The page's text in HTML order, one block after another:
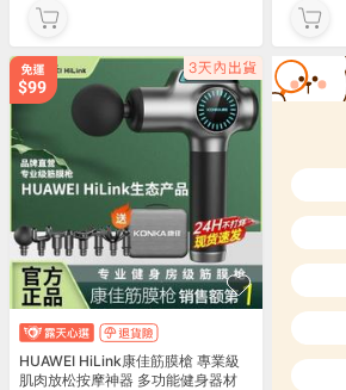
HUAWEI HiLink康佳筋膜槍 專業級
肌肉放松按摩神器 多功能健身器材